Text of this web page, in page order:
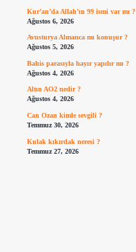
Kur’an’da Allah’ın 99 ismi var mı ?
Ağustos 6, 2026
Avusturya Almanca mı konuşur ?
Ağustos 5, 2026
Bahis parasıyla hayır yapılır mı ?
Ağustos 4, 2026
Altın AO2 nedir ?
Ağustos 4, 2026
Can Ozan kimle sevgili ?
Temmuz 30, 2026
Kulak kıkırdak neresi ?
Temmuz 27, 2026